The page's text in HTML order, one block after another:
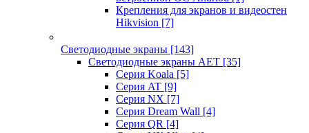
Крепления для экранов и видеостен
Hikvision [7]
Светодиодные экраны [143]
Светодиодные экраны AET [35]
Cерия Koala [5]
Серия AT [9]
Серия NX [7]
Серия Dream Wall [4]
Серия QR [4]